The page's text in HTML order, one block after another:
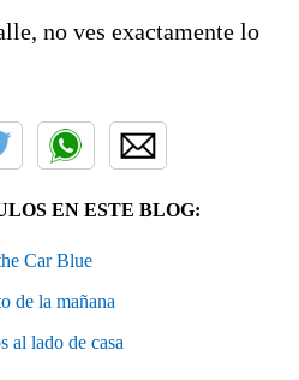
no ves exactamente lo
EN ESTE BLOG:
Car Blue
de la mañana
al lado de casa